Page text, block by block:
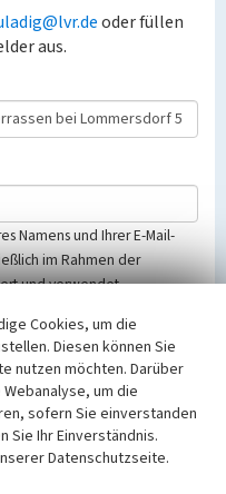
oder füllen
aus.
Namens und Ihrer E-Mail-
im Rahmen der
und verwendet.
der Vorschriften des
NRW und der seit
Sie bitte unsere
Cookies, um die
Diesen können Sie
nutzen möchten. Darüber
um die
sofern Sie einverstanden
Sie Ihr Einverständnis.
Datenschutzseite.